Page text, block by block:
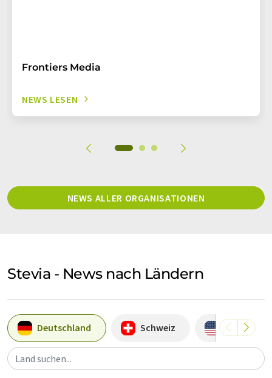
Frontiers Media
NEWS LESEN
NEWS ALLER ORGANISATIONEN
Stevia - News nach Ländern
Deutschland Schweiz USA
Land suchen...